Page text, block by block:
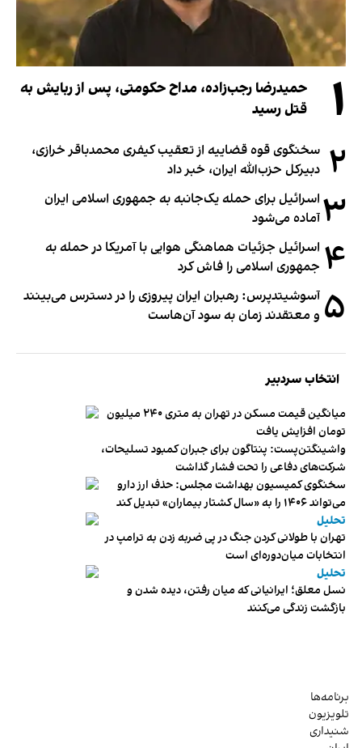
۱
حمیدرضا رجب‌زاده، مداح حکومتی، پس از ربایش به
قتل رسید
۲ سخنگوی قوه قضاییه از تعقیب کیفری محمدباقر خرازی،
دبیر‌کل حزب‌الله ایران، خبر داد
۳ اسرائیل برای حمله یک‌جانبه به جمهوری اسلامی ایران
آماده می‌شود
۴ اسرائیل جزئیات هماهنگی هوایی با آمریکا در حمله به
جمهوری اسلامی را فاش کرد
۵ آسوشیتدپرس: رهبران ایران پیروزی را در دسترس می‌بینند
و معتقدند زمان به سود آن‌هاست
انتخاب سردبیر
میانگین قیمت مسکن در تهران به متری ۲۴۰ میلیون
تومان افزایش یافت
واشینگتن‌پست: پنتاگون برای جبران کمبود تسلیحات،
شرکت‌های دفاعی را تحت فشار گذاشت
سخنگوی کمیسیون بهداشت مجلس: حذف ارز دارو
می‌تواند ۱۴۰۶ را به «سال کشتار بیماران» تبدیل کند
تحلیل
تهران با طولانی کردن جنگ در پی ضربه زدن به ترامپ در
انتخابات میان‌دوره‌ای است
تحلیل
نسل معلق؛ ایرانیانی که میان رفتن، دیده شدن و
بازگشت زندگی می‌کنند
برنامه‌ها
تلویزیون
شنیداری